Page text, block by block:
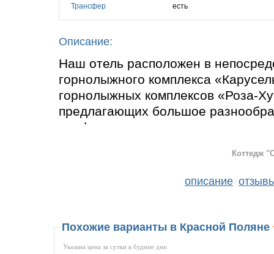
Трансфер
есть
Описание:
Наш отель расположен в
горнолыжного комплекса
горнолыжных комплексов «Роза-
предлагающих большое
профессионалам после
Все комнаты имеют отдельный
микроволновой печью. Имеется
Коттедж
описание
Похожие варианты в Красной Поляне
Указана цена за сутки в будние дни